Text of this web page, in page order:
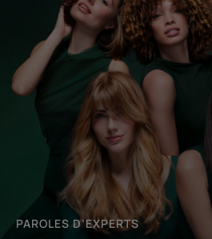
PAROLES D’EXPERTS